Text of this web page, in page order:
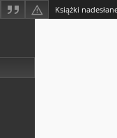
Książki